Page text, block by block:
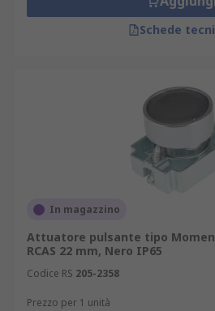
Schede
In magazzino
Attuatore pulsante tipo
RCAS 22 mm, Nero IP65
Codice RS 205-2358
Prezzo per 1 unità